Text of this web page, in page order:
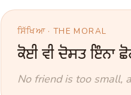
ਸਿੱਖਿਆ · THE MORAL
ਕੋਈ ਵੀ ਦੋਸਤ ਇੰਨਾ
No friend is too small,